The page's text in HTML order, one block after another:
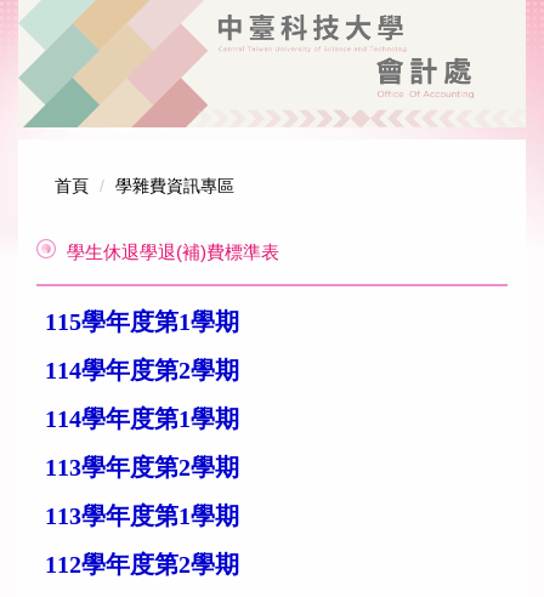
跳
主
要
內
首頁 學雜費資訊專區
學生休退學退(補)費標準表
115學年度第1學期
114學年度第2學期
114學年度第1學期
113學年度第2學期
113學年度第1學期
112學年度第2學期